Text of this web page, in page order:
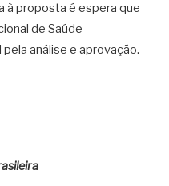
à proposta é espera que
de Saúde
análise e aprovação.